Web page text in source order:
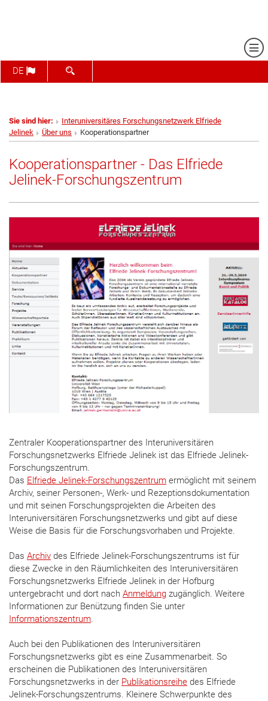
DE SUCHFORMULAR ÖFFNEN
Sie sind hier:
Interuniversitäres Forschungsnetzwerk Elfriede
Jelinek
Über uns Kooperationspartner
Kooperationspartner - Das Elfriede
Jelinek-Forschungszentrum
Zentraler Kooperationspartner des Interuniversitären
Forschungsnetzwerks Elfriede Jelinek ist das Elfriede Jelinek-
Forschungszentrum.
Das Elfriede Jelinek-Forschungszentrum ermöglicht mit seinem
Archiv, seiner Personen-, Werk- und Rezeptionsdokumentation
und mit seinen Forschungsprojekten die Arbeiten des
Interuniversitären Forschungsnetzwerks und gibt auf diese
Weise die Basis für die Forschungsvorhaben und Projekte.
Das Archiv des Elfriede Jelinek-Forschungszentrums ist für
diese Zwecke in den Räumlichkeiten des Interuniversitären
Forschungsnetzwerks Elfriede Jelinek in der Hofburg
untergebracht und dort nach Anmeldung zugänglich. Weitere
Informationen zur Benützung finden Sie unter
Informationszentrum.
Auch bei den Publikationen des Interuniversitären
Forschungsnetzwerks gibt es eine Zusammenarbeit. So
erscheinen die Publikationen des Interuniversitären
Forschungsnetzwerks in der Publikationsreihe des Elfriede
Jelinek-Forschungszentrums. Kleinere Schwerpunkte des